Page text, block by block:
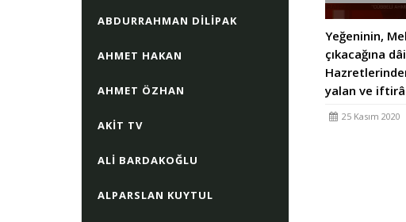
ABDURRAHMAN DILIPAK
AHMET HAKAN
AHMET ÖZHAN
AKIT TV
ALI BARDAKOĞLU
ALPARSLAN KUYTUL
Yeğeninin,
çıkacağına
yalan ve
25 Kasım 2020